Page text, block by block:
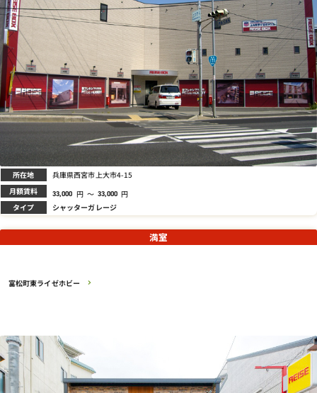
所在地 兵庫県西宮市上大市4-15
月額賃料 33,000 円 ～ 33,000 円
タイプ シャッターガレージ
富松町東ライゼホビー
満室